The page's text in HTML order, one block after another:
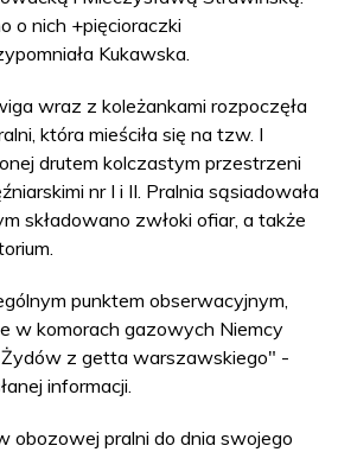
o nich +pięcioraczki
Kukawska.
wraz z koleżankami rozpoczęła
która mieściła się na tzw. I
drutem kolczastym przestrzeni
nr I i II. Pralnia sąsiadowała
składowano zwłoki ofiar, a także
punktem obserwacyjnym,
w komorach gazowych Niemcy
z getta warszawskiego" -
informacji.
obozowej pralni do dnia swojego